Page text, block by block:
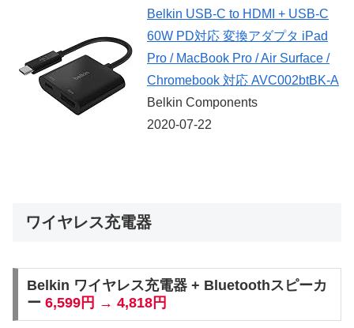
Belkin USB-C to HDMI + USB-C
60W PD対応 変換アダプタ iPad
Pro / MacBook Pro / Air Surface /
Chromebook 対応 AVC002btBK-A
Belkin Components
2020-07-22
ワイヤレス充電器
Belkin ワイヤレス充電器 + Bluetoothスピーカ
ー 6,599円 → 4,818円